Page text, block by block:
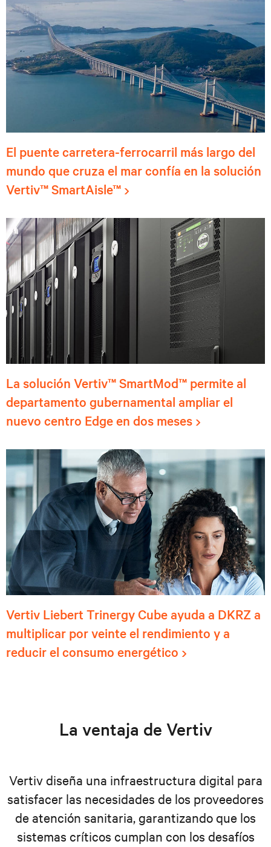
El puente carretera-ferrocarril más largo del
mundo que cruza el mar confía en la solución
Vertiv™ SmartAisle™
La solución Vertiv™ SmartMod™ permite al
departamento gubernamental ampliar el
nuevo centro Edge en dos meses
Vertiv Liebert Trinergy Cube ayuda a DKRZ a
multiplicar por veinte el rendimiento y a
reducir el consumo energético
La ventaja de Vertiv
Vertiv diseña una infraestructura digital para
satisfacer las necesidades de los proveedores
de atención sanitaria, garantizando que los
sistemas críticos cumplan con los desafíos